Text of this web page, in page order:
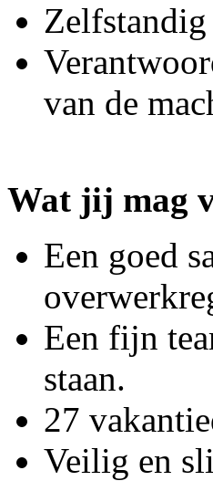
van de
Wat jij mag
Een goed
Een fijn
staan.
27
Veilig en